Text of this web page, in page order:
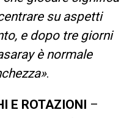
su aspetti
e dopo tre giorni
è normale
.
E ROTAZIONI –